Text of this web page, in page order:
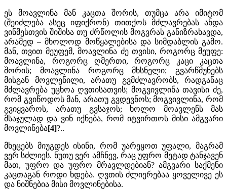
ეს მოავლინა მან კაცთა შორის, თუმცა არა იმიტომ
(შეიძლება ასეც იფიქრონ) თითქოს მძლავრებას ანდა
ვინმესთვის შიშისა თუ ძრწოლის მოგვრას განიზრახავდა,
არამედ – მხოლოდ მოწყალებისა და სიმდაბლის გამო.
მან, თვით მეუფემ, მოავლინა ძე თვისი, როგორც მეუფე:
მოავლინა, როგორც ღმერთი, როგორც კაცი კაცთა
შორის; მოავლინა როგორც მხსნელი; გვარწმუნებს
მისგან მოვლენილი, არათუ გვმძლავრობს, რადგანაც
მძლავრება უცხოა ღვთისათვის; მოგვივლინა თავისი ძე,
რომ გვიწოდოს მან, არათუ გვდევნოს; მოგვივლინა, რომ
გვიყვაროს, არათუ გვსაჯოს; ხოლო მოავლენს მას
მსაჯულად და ვინ იქნება, რომ იტვირთოს მისი ამგვარი
მოვლინება[4]?..
მხეცებს მიუგდეს ისინი, რომ უარეყოთ უფალი, მაგრამ
ვერ სძლიეს. ნუთუ ვერ ამჩნევ, რაც უფრო მეტად ტანჯავენ
მათ, უფრო და უფრო მრავლდებიან? ამგვარი საქმენი
კაცთაგან როდი ხდება. ღვთის ძლიერებაა ყოველივე ეს
და ნიშნებია მისი მოვლინებისა.